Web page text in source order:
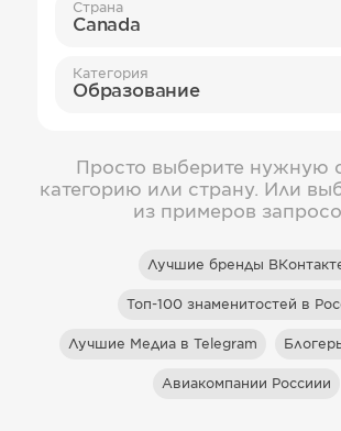
Страна
Canada
Категория
Образование
Просто выберите нужную
категорию или страну. Или
из примеров
Лучшие бренды
Топ-100 знаменитостей в
Лучшие Медиа в Telegram
Авиакомпании Россиии